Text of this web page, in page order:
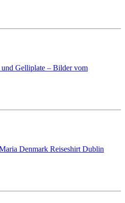
Gelliplate – Bilder vom
Denmark Reiseshirt Dublin